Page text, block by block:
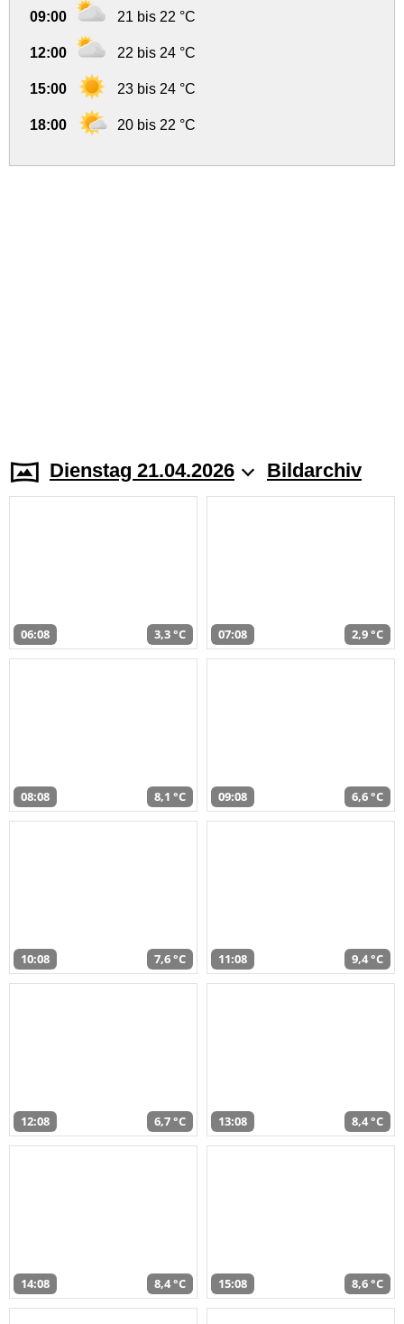
09:00 21 bis 22 °C
12:00 22 bis 24 °C
15:00 23 bis 24 °C
18:00 20 bis 22 °C
Dienstag 21.04.2026 Bildarchiv
06:08 3,3 °C 07:08 2,9 °C
08:08 8,1 °C 09:08 6,6 °C
10:08 7,6 °C 11:08 9,4 °C
12:08 6,7 °C 13:08 8,4 °C
14:08 8,4 °C 15:08 8,6 °C